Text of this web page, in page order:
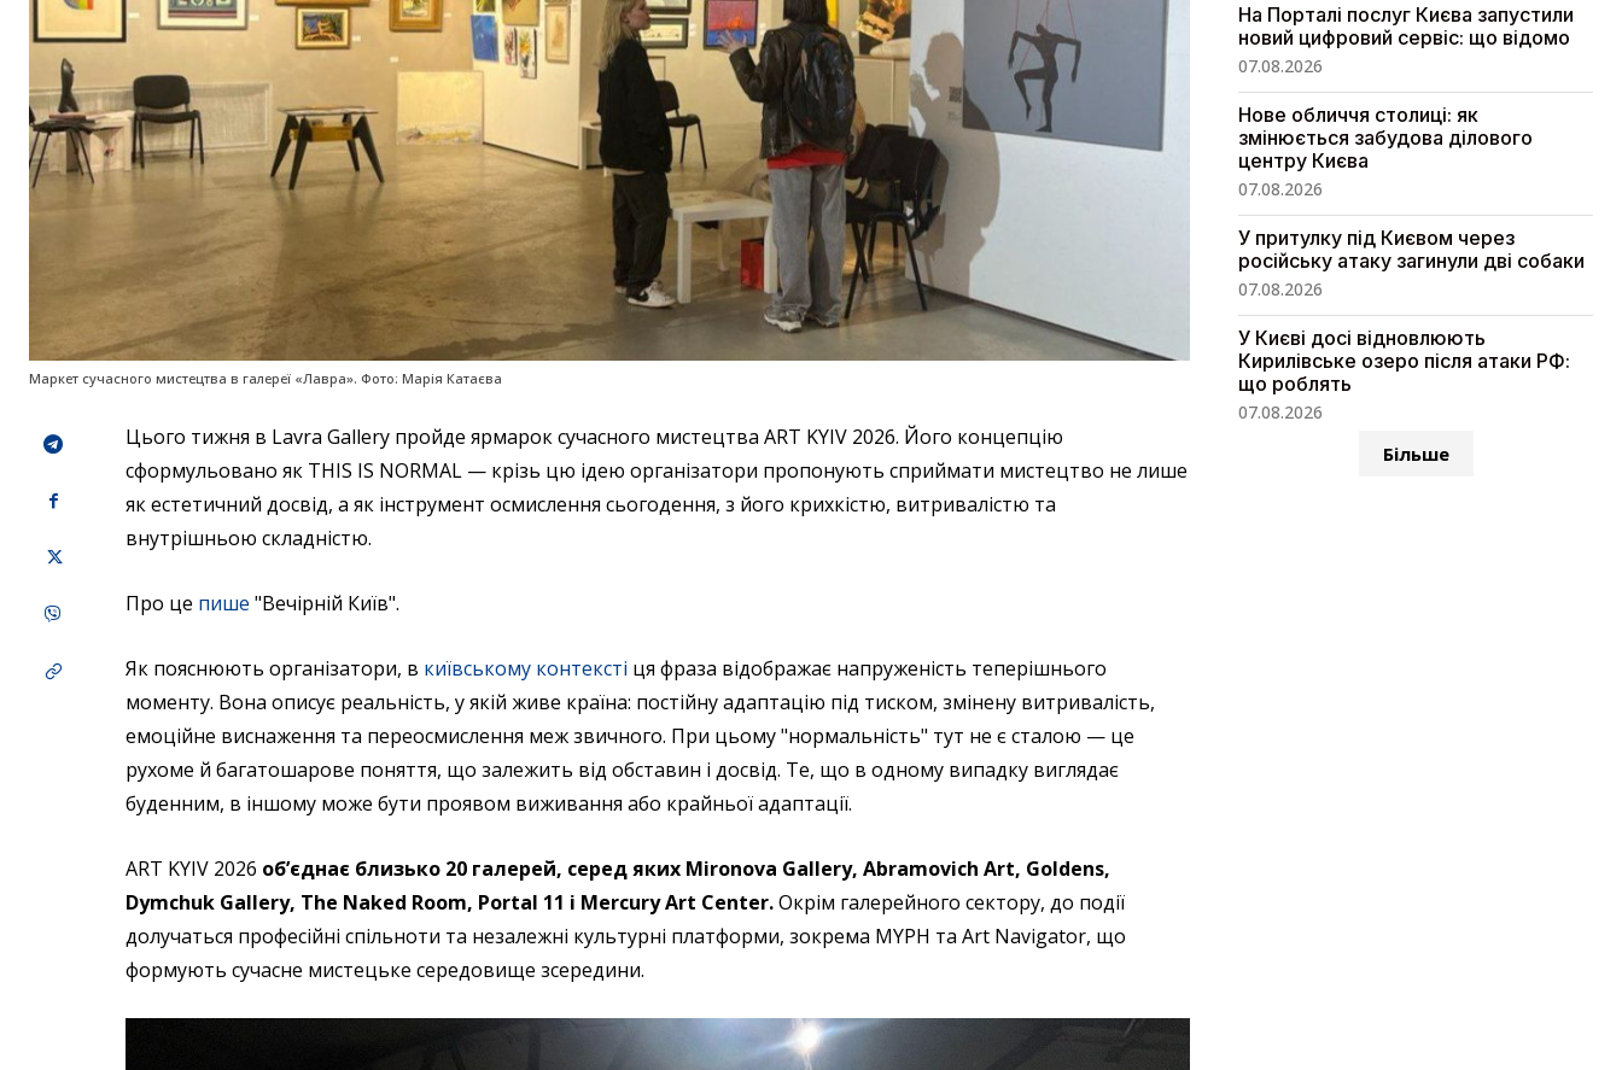
Маркет сучасного мистецтва в галереї «Лавра». Фото: Марія Катаєва
Цього тижня в Lavra Gallery пройде ярмарок сучасного мистецтва ART KYIV 2026. Його концепцію
сформульовано як THIS IS NORMAL — крізь цю ідею організатори пропонують сприймати мистецтво не лише
як естетичний досвід, а як інструмент осмислення сьогодення, з його крихкістю, витривалістю та
внутрішньою складністю.
Про це пише "Вечірній Київ".
Як пояснюють організатори, в київському контексті ця фраза відображає напруженість теперішнього
моменту. Вона описує реальність, у якій живе країна: постійну адаптацію під тиском, змінену витривалість,
емоційне виснаження та переосмислення меж звичного. При цьому "нормальність" тут не є сталою — це
рухоме й багатошарове поняття, що залежить від обставин і досвід. Те, що в одному випадку виглядає
буденним, в іншому може бути проявом виживання або крайньої адаптації.
ART KYIV 2026 об’єднає близько 20 галерей, серед яких Mironova Gallery, Abramovich Art, Goldens,
Dymchuk Gallery, The Naked Room, Portal 11 і Mercury Art Center.Окрім галерейного сектору, до події
долучаться професійні спільноти та незалежні культурні платформи, зокрема MYPH та Art Navigator, що
формують сучасне мистецьке середовище зсередини.
На Порталі послуг Києва запустили
новий цифровий сервіс: що відомо
07.08.2026
Нове обличчя столиці: як
змінюється забудова ділового
центру Києва
07.08.2026
У притулку під Києвом через
російську атаку загинули дві собаки
07.08.2026
У Києві досі відновлюють
Кирилівське озеро після атаки РФ:
що роблять
07.08.2026
Більше